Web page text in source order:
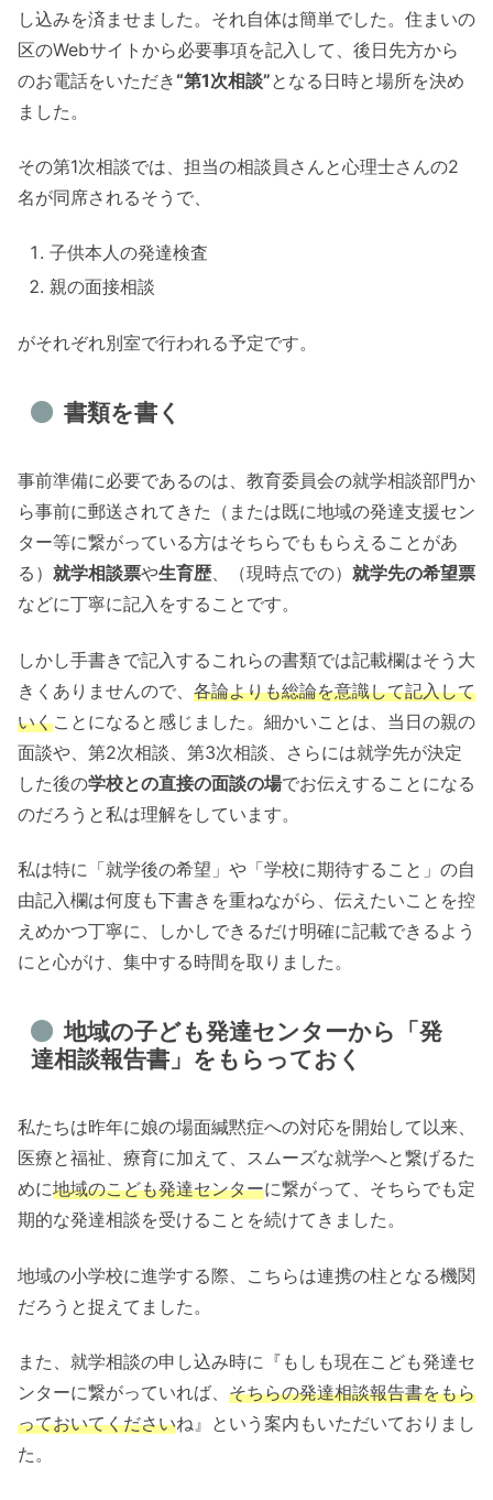
し込みを済ませました。それ自体は簡単でした。住まいの
区のWebサイトから必要事項を記入して、後日先方から
のお電話をいただき “第1次相談”となる日時と場所を決め
ました。
その第1次相談では、担当の相談員さんと心理士さんの2
名が同席されるそうで、
子供本人の発達検査
親の面接相談
がそれぞれ別室で行われる予定です。
書類を書く
事前準備に必要であるのは、教育委員会の就学相談部門か
ら事前に郵送されてきた（または既に地域の発達支援セン
ター等に繋がっている方はそちらでももらえることがあ
る） 就学相談票や生育歴、（現時点での） 就学先の希望票
などに丁寧に記入をすることです。
しかし手書きで記入するこれらの書類では記載欄はそう大
きくありませんので、 各論よりも総論を意識して記入して
いくことになると感じました。細かいことは、当日の親の
面談や、第2次相談、第3次相談、さらには就学先が決定
した後の学校との直接の面談の場でお伝えすることになる
のだろうと私は理解をしています。
私は特に「就学後の希望」や「学校に期待すること」の自
由記入欄は何度も下書きを重ねながら、伝えたいことを控
えめかつ丁寧に、しかしできるだけ明確に記載できるよう
にと心がけ、集中する時間を取りました。
地域の子ども発達センターから「発
達相談報告書」をもらっておく
私たちは昨年に娘の場面緘黙症への対応を開始して以来、
医療と福祉、療育に加えて、スムーズな就学へと繋げるた
めに地域のこども発達センターに繋がって、そちらでも定
期的な発達相談を受けることを続けてきました。
地域の小学校に進学する際、こちらは連携の柱となる機関
だろうと捉えてました。
また、就学相談の申し込み時に『もしも現在こども発達セ
ンターに繋がっていれば、 そちらの発達相談報告書をもら
っておいてくださいね』という案内もいただいておりまし
た。